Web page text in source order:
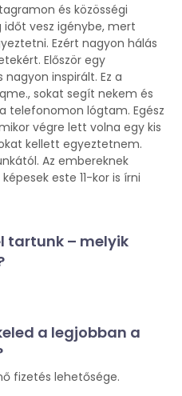
és közösségi
vesz igénybe, mert
Ezért nagyon hálás
Először egy
inspirált. Ez a
sokat segít nekem és
telefonomon lógtam. Egész
végre lett volna egy kis
kellett egyeztetnem.
Az embereknek
este 11-kor is írni
tartunk – melyik
a legjobban a
fizetés lehetősége.